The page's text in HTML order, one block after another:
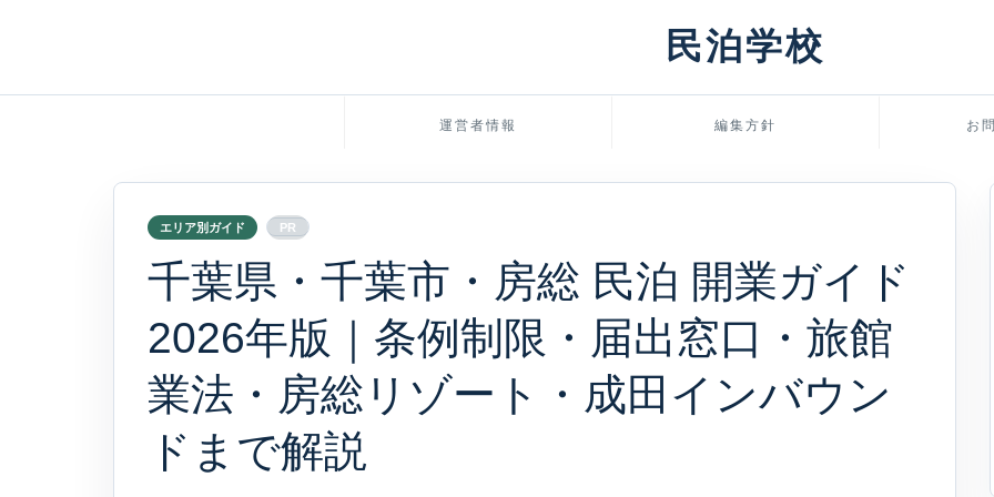
民泊学校
運営者情報 編集方針 お
エリア別ガイド PR
千葉県・千葉市・房総 民泊 開業ガイド
2026年版｜条例制限・届出窓口・旅館
業法・房総リゾート・成田インバウン
ドまで解説